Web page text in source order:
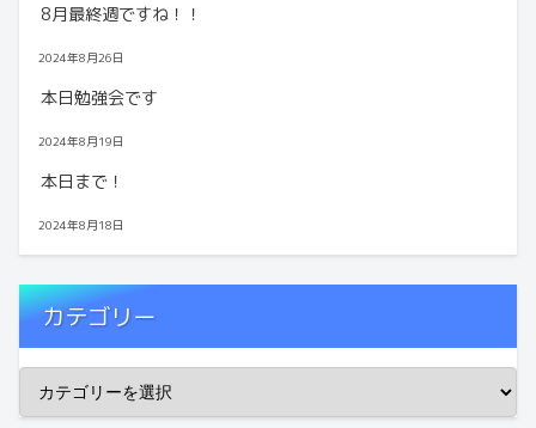
8月最終週ですね！！
2024年8月26日
本日勉強会です
2024年8月19日
本日まで！
2024年8月18日
カテゴリー